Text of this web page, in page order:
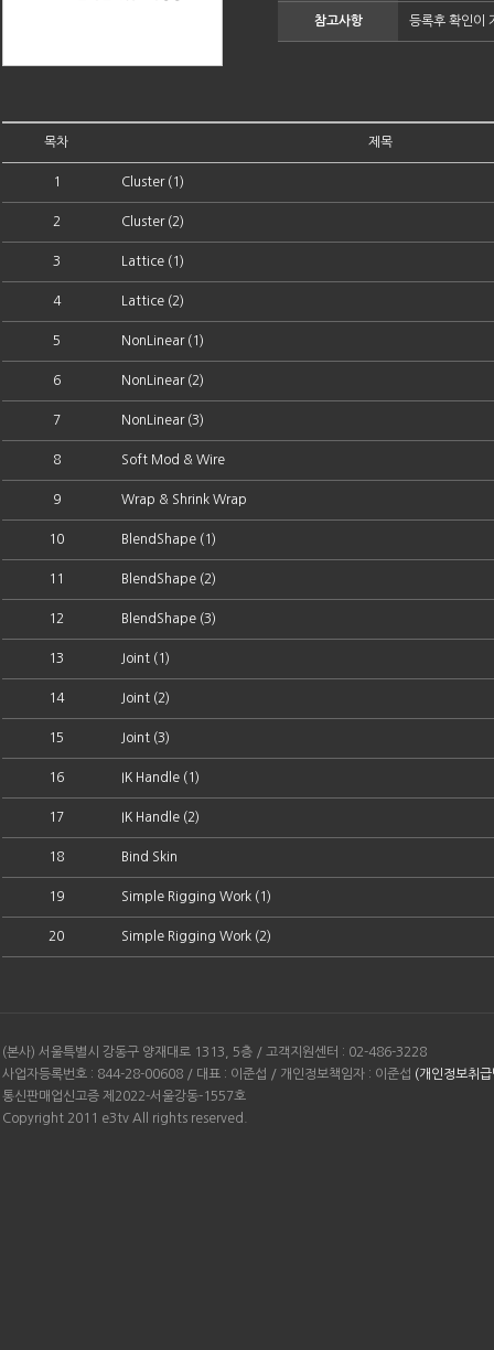
참고사항 등록후 확인이
목차 제목
1 Cluster (1)
2 Cluster (2)
3 Lattice (1)
4 Lattice (2)
5 NonLinear (1)
6 NonLinear (2)
7 NonLinear (3)
8 Soft Mod & Wire
9 Wrap & Shrink Wrap
10 BlendShape (1)
11 BlendShape (2)
12 BlendShape (3)
13 Joint (1)
14 Joint (2)
15 Joint (3)
16 IK Handle (1)
17 IK Handle (2)
18 Bind Skin
19 Simple Rigging Work (1)
20 Simple Rigging Work (2)
(본사) 서울특별시 강동구 양재대로 1313, 5층 / 고객지원센터 : 02-486-3228
사업자등록번호 : 844-28-00608 / 대표 : 이준섭 / 개인정보책임자 : 이준섭 (개인정보취
통신판매업신고증 제2022-서울강동-1557호
Copyright 2011 e3tv All rights reserved.